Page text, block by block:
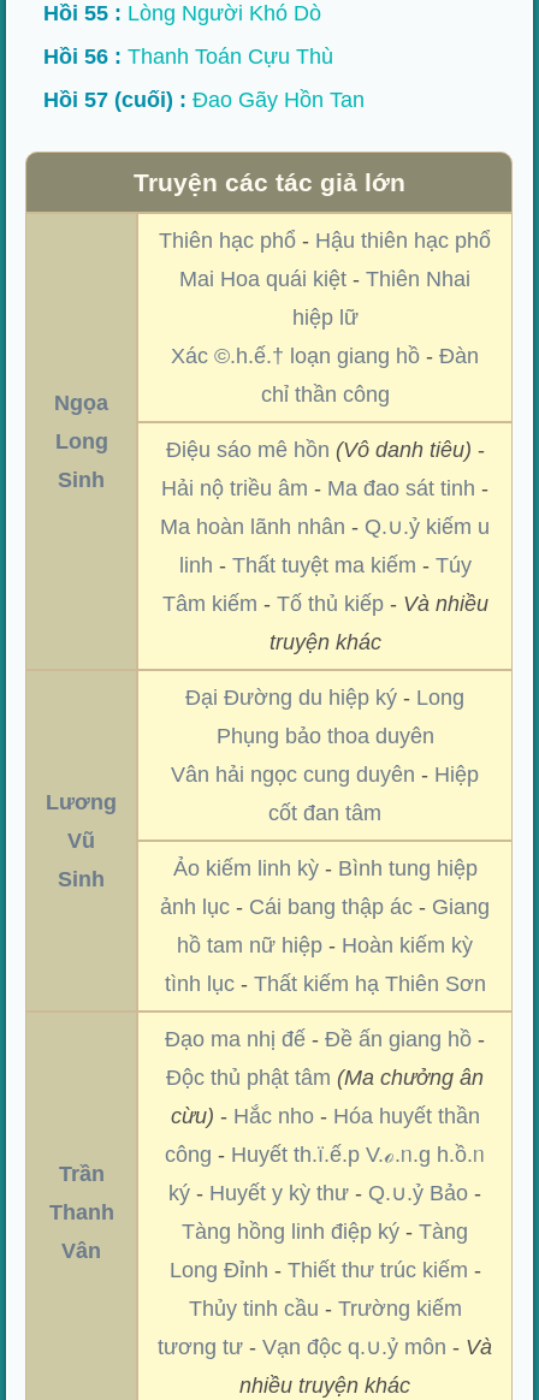
Hồi 55 : Lòng Người Khó Dò
Hồi 56 : Thanh Toán Cựu Thù
Hồi 57 (cuối) : Đao Gãy Hồn Tan
Truyện các tác giả lớn
Ngọa
Long
Sinh
Thiên hạc phổ - Hậu thiên hạc phổ
Mai Hoa quái kiệt -Thiên Nhai
hiệp lữ
Xác ©.h.ế.† loạn giang hồ -Đàn
chỉ thần công
Điệu sáo mê hồn (Vô danh tiêu) -
Hải nộ triều âm - Ma đao sát tinh -
Ma hoàn lãnh nhân - Q.∪.ỷ kiếm u
linh - Thất tuyệt ma kiếm - Túy
Tâm kiếm - Tố thủ kiếp- Và nhiều
truyện khác
Lương
Vũ
Sinh
Đại Đường du hiệp ký - Long
Phụng bảo thoa duyên
Vân hải ngọc cung duyên - Hiệp
cốt đan tâm
Ảo kiếm linh kỳ- Bình tung hiệp
ảnh lục - Cái bang thập ác - Giang
hồ tam nữ hiệp - Hoàn kiếm kỳ
tình lục- Thất kiếm hạ Thiên Sơn
Trần
Thanh
Vân
Đạo ma nhị đế -Đề ấn giang hồ -
Độc thủ phật tâm (Ma chưởng ân
cừu) - Hắc nho- Hóa huyết thần
công - Huyết th.ï.ế.p V.ℴ.ᥒ.g h.ồ.ᥒ
ký - Huyết y kỳ thư - Q.∪.ỷ Bảo -
Tàng hồng linh điệp ký -Tàng
Long Đỉnh - Thiết thư trúc kiếm -
Thủy tinh cầu - Trường kiếm
tương tư -Vạn độc q.∪.ỷ môn - Và
nhiều truyện khác